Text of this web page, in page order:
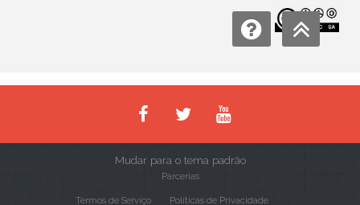
Licença:
Mudar para o tema padrão
Parcerias
Termos de Serviço Políticas de Privacidade